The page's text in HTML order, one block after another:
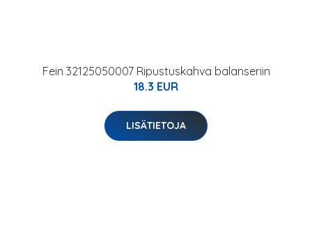
Fein 32125050007 Ripustuskahva balanseriin
18.3 EUR
LISÄTIETOJA